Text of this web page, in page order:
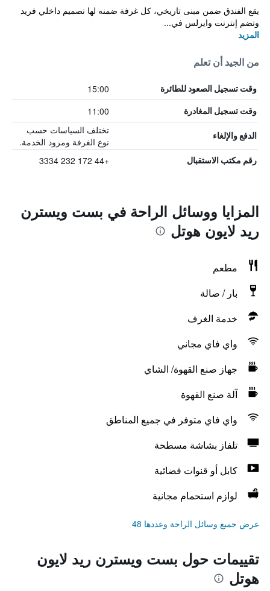
يقع الفندق ضمن مبنى تاريخي، كل غرفة ضمنه لها تصميم داخلي فريد
وتضم إنترنت وايرلس في...
المزيد
من الجيد أن تعلم
وقت تسجيل الصعود للطائرة 15:00
وقت تسجيل المغادرة 11:00
الدفع والإلغاء
تختلف السياسات حسب
نوع الغرفة ومزود الخدمة.
رقم مكتب الاستقبال +44 172 232 3334
المزايا ووسائل الراحة في بست ويسترن
ريد لايون هوتل
مطعم
بار / صالة
خدمة الغرف
واي فاي مجاني
جهاز صنع القهوة/ الشاي
آلة صنع القهوة
واي فاي متوفر في جميع المناطق
تلفاز بشاشة مسطحة
كابل أو قنوات فضائية
لوازم استحمام مجانية
عرض جميع وسائل الراحة وعددها 48
تقييمات حول بست ويسترن ريد لايون
هوتل